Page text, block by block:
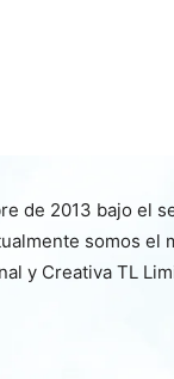
de 2013 bajo el
somos
y Creativa TL